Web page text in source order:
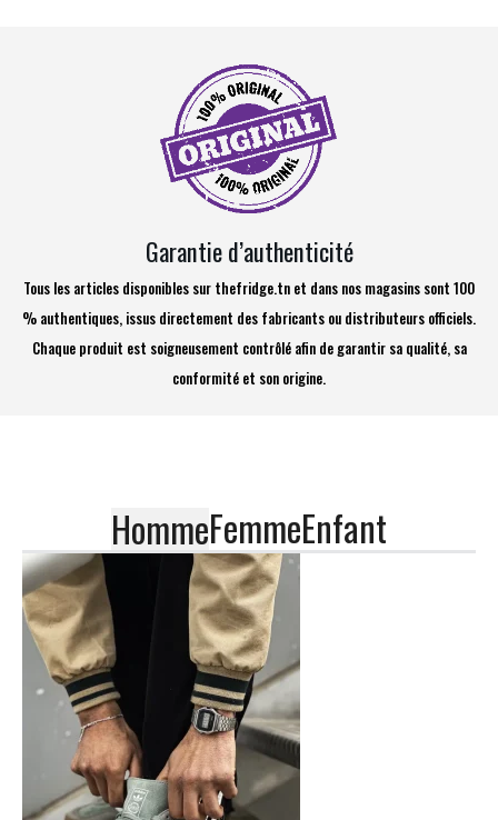
Garantie d’authenticité
Tous les articles disponibles sur thefridge.tn et dans nos magasins sont 100
% authentiques, issus directement des fabricants ou distributeurs officiels.
Chaque produit est soigneusement contrôlé afin de garantir sa qualité, sa
conformité et son origine.
HommeFemmeEnfant